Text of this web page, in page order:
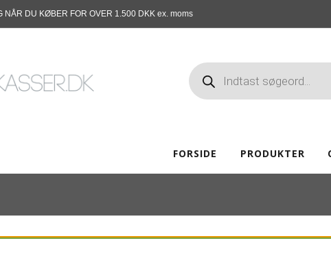
NÅR DU KØBER FOR OVER 1.500 DKK ex. moms
FORSIDE PRODUKTER